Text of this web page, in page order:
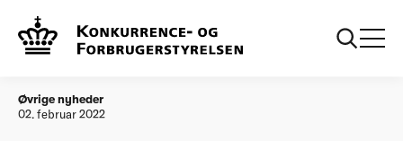
Forside
Pensions etablering af det selvstændigt fungerende joint
venture AG-LPB Udlejningsboliger K/S
Øvrige nyheder
02. februar 2022